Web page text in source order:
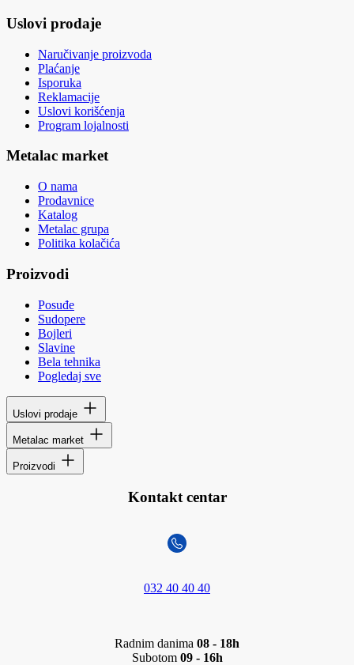
Uslovi prodaje
Naručivanje proizvoda
Plaćanje
Isporuka
Reklamacije
Uslovi korišćenja
Program lojalnosti
Metalac market
O nama
Prodavnice
Katalog
Metalac grupa
Politika kolačića
Proizvodi
Posuđe
Sudopere
Bojleri
Slavine
Bela tehnika
Pogledaj sve
Uslovi prodaje
Metalac market
Proizvodi
Kontakt centar
032 40 40 40
Radnim danima 08 - 18h
Subotom 09 - 16h